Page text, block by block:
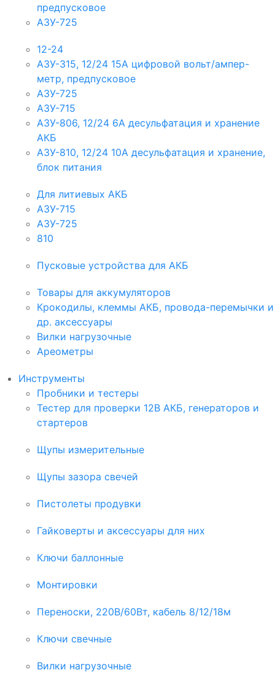
предпусковое
АЗУ-725
12-24
АЗУ-315, 12/24 15А цифровой вольт/ампер-
метр, предпусковое
АЗУ-725
АЗУ-715
АЗУ-806, 12/24 6А десульфатация и хранение
АКБ
АЗУ-810, 12/24 10А десульфатация и хранение,
блок питания
Для литиевых АКБ
АЗУ-715
АЗУ-725
810
Пусковые устройства для АКБ
Товары для аккумуляторов
Крокодилы, клеммы АКБ, провода-перемычки и
др. аксессуары
Вилки нагрузочные
Ареометры
Инструменты
Пробники и тестеры
Тестер для проверки 12В АКБ, генераторов и
стартеров
Щупы измерительные
Щупы зазора свечей
Пистолеты продувки
Гайковерты и аксессуары для них
Ключи баллонные
Монтировки
Переноски, 220В/60Вт, кабель 8/12/18м
Ключи свечные
Вилки нагрузочные